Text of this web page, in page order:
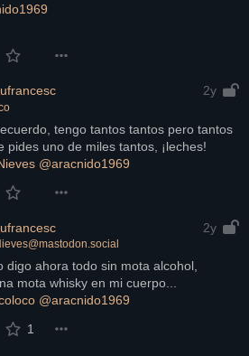
2y
tengo tantos tantos pero tantos
pides uno de miles tantos, ¡leches!
@aracnido1969
2y
digo ahora todo sin mota alcohol,
mota whisky en mi cuerpo...
@aracnido1969
1